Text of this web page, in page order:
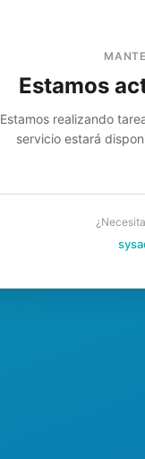
Estamos
Estamos realizando
servicio estará